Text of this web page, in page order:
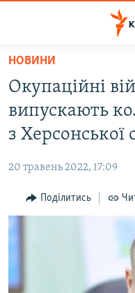
Перейти
основного
матеріалу
Перейти
до
основної
навігації
Перейти
до
пошуку
ВОДА.КРИМ
ВІДЕО ТА ФОТО
БЛОГИ
ПОГЛЯД
ІНТЕРВ'Ю
НОВИНИ
Окупаційні
випускають
з Херсонської
20 травень 2022, 17:09
Поділитись